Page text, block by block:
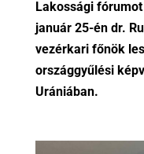
Lakossági
január 25-én dr.
vezérkari főnök
országgyűlési
Urániában.